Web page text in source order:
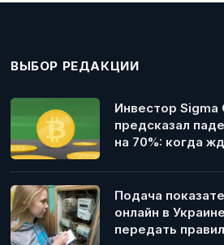
ВЫБОР РЕДАКЦИИ
Инвестор Sigma
предсказал
на 70%: когда
Подача
онлайн в
передать